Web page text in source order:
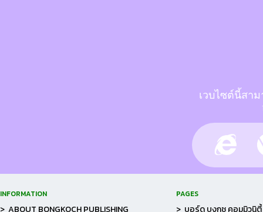
เวบไซต์นี้สา
INFORMATION
> ABOUT BONGKOCH PUBLISHING
PAGES
> บอร์ด บงกช คอมมิวนิตี้